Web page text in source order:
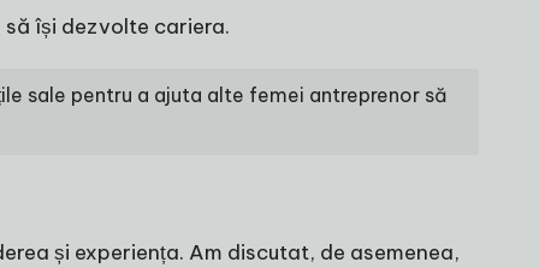
își dezvolte cariera.
sale pentru a ajuta alte femei antreprenor să
și experiența. Am discutat, de asemenea,